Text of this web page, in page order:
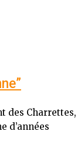
des Charrettes,
d’années